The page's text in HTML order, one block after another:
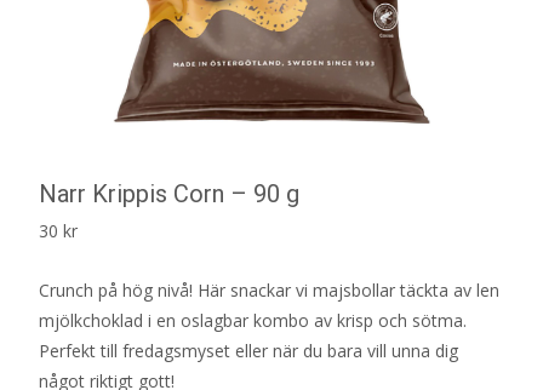
Narr Krippis Corn – 90 g
30 kr
Crunch på hög nivå! Här snackar vi majsbollar täckta av len
mjölkchoklad i en oslagbar kombo av krisp och sötma.
Perfekt till fredagsmyset eller när du bara vill unna dig
något riktigt gott!